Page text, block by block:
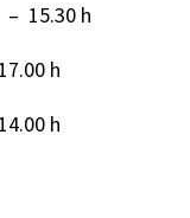
15.30 h
h
h